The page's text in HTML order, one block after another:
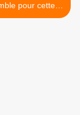
pour cette
à but caritatif